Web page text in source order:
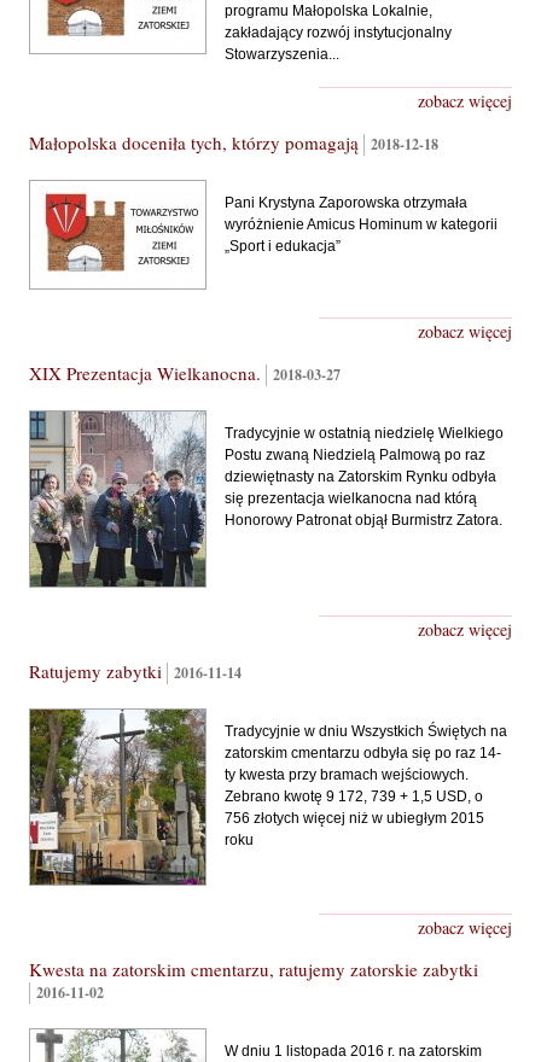
programu Małopolska Lokalnie,
zakładający rozwój instytucjonalny
Stowarzyszenia...
zobacz więcej
Małopolska doceniła tych, którzy pomagają 2018-12-18
Pani Krystyna Zaporowska otrzymała
wyróżnienie Amicus Hominum w kategorii
„Sport i edukacja”
zobacz więcej
XIX Prezentacja Wielkanocna. 2018-03-27
Tradycyjnie w ostatnią niedzielę Wielkiego
Postu zwaną Niedzielą Palmową po raz
dziewiętnasty na Zatorskim Rynku odbyła
się prezentacja wielkanocna nad którą
Honorowy Patronat objął Burmistrz Zatora.
zobacz więcej
Ratujemy zabytki 2016-11-14
Tradycyjnie w dniu Wszystkich Świętych na
zatorskim cmentarzu odbyła się po raz 14-
ty kwesta przy bramach wejściowych.
Zebrano kwotę 9 172, 739 + 1,5 USD, o
756 złotych więcej niż w ubiegłym 2015
roku
zobacz więcej
Kwesta na zatorskim cmentarzu, ratujemy zatorskie zabytki
2016-11-02
W dniu 1 listopada 2016 r. na zatorskim